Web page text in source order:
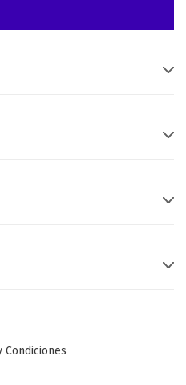
Condiciones